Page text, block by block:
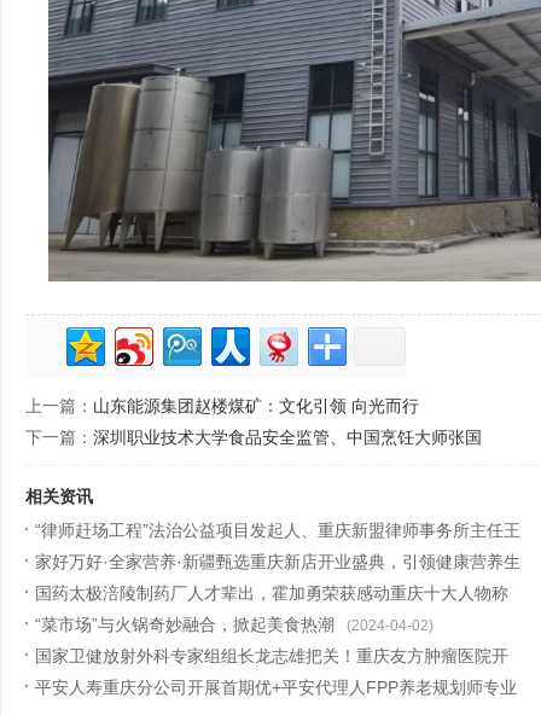
上一篇： 山东能源集团赵楼煤矿：文化引领 向光而行
下一篇： 深圳职业技术大学食品安全监管、中国烹饪大师张国
相关资讯
“律师赶场工程”法治公益项目发起人、重庆新盟律师事务所主任王
建国
(2024-04-17)
家好万好·全家营养·新疆甄选重庆新店开业盛典，引领健康营养生
活新
(2024-04-17)
国药太极涪陵制药厂人才辈出，霍加勇荣获感动重庆十大人物称
号
(2024-04-02)
“菜市场”与火锅奇妙融合，掀起美食热潮 (2024-04-02)
国家卫健放射外科专家组组长龙志雄把关！重庆友方肿瘤医院开
展PET／C
(2024-02-01)
平安人寿重庆分公司开展首期优+平安代理人FPP养老规划师专业